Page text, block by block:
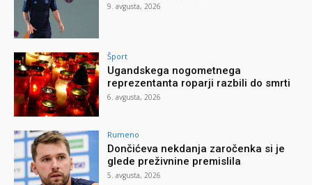
9. avgusta, 2026
Šport
Ugandskega nogometnega
reprezentanta roparji razbili do smrti
6. avgusta, 2026
Rumeno
Dončićeva nekdanja zaročenka si je
glede preživnine premislila
5. avgusta, 2026